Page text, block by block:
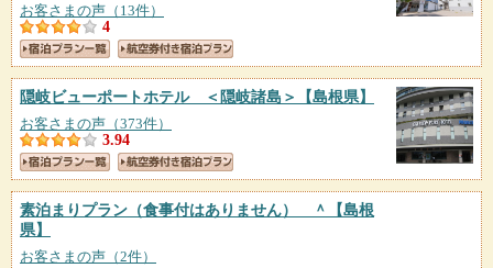
お客さまの声（13件）
4
隠岐ビューポートホテル ＜隠岐諸島＞ 【島根県】
お客さまの声（373件）
3.94
素泊まりプラン（食事付はありません） ＾
【島根
県】
お客さまの声（2件）